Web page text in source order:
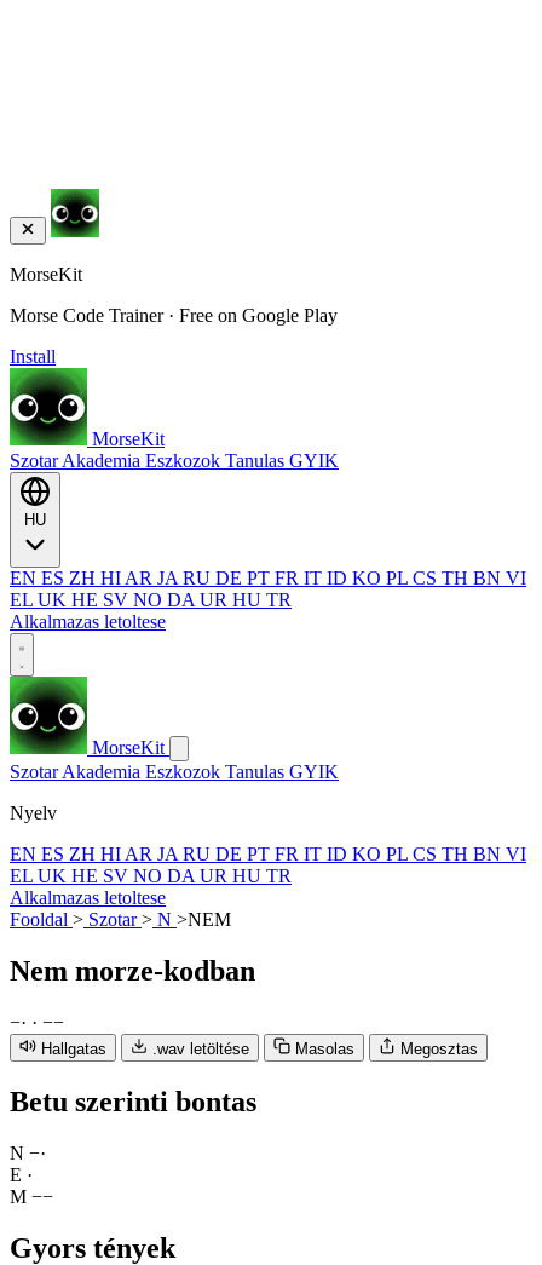
MorseKit
Morse Code Trainer · Free on Google Play
Install
MorseKit
SzotarAkademia Eszkozok Tanulas GYIK
EN ES ZH HI AR JA RU DE PT FR IT ID KO PL CS TH BN VI
EL UK HE SV NO DA UR HU TR
Alkalmazas letoltese
MorseKit
SzotarAkademia Eszkozok Tanulas GYIK
Nyelv
EN ES ZH HI AR JA RU DE PT FR IT ID KO PL CS TH BN VI
EL UK HE SV NO DA UR HU TR
Alkalmazas letoltese
Fooldal > Szotar> N >NEM
Nem morze-kodban
−· · −−
Hallgatas .wav letöltése Masolas Megosztas
Betu szerinti bontas
N −·
E ·
M −−
Gyors tények